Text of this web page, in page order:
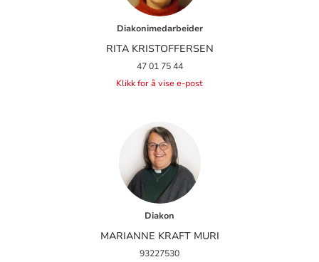
Diakonimedarbeider
RITA KRISTOFFERSEN
47 01 75 44
Klikk for å vise e-post
Diakon
MARIANNE KRAFT MURI
93227530